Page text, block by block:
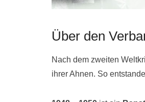
Über den
Nach dem zweiten
ihrer Ahnen. So